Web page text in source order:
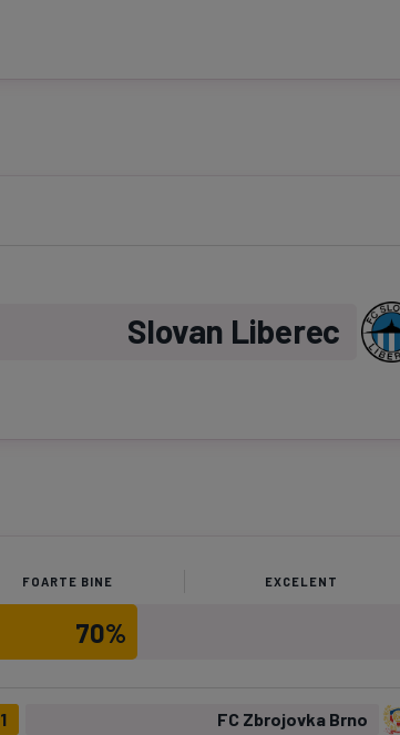
Slovan Liberec
FOARTE BINE EXCELENT
70%
FC Zbrojovka Brno
1